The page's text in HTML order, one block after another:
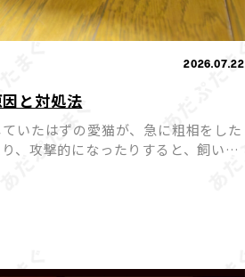
2026.07.22
と対処法
いたはずの愛猫が、急に粗相をした
、攻撃的になったりすると、飼い主